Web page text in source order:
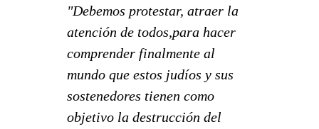
"Debemos protestar, atraer la
atención de todos,para hacer
comprender finalmente al
mundo que estos judíos y sus
sostenedores tienen como
objetivo la destrucción del